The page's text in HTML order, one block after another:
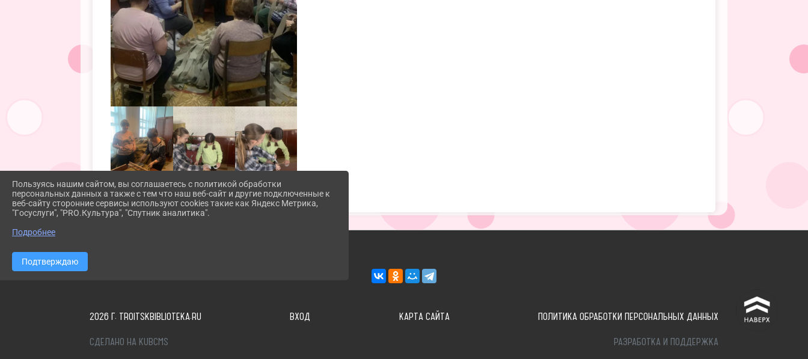
^
2026 Г. TROITSKBIBLIOTEKA.RU ВХОД КАРТА САЙТА ПОЛИТИКА ОБРАБОТКИ ПЕРСОНАЛЬНЫХ ДАННЫХ
СДЕЛАНО НА KUBCMS РАЗРАБОТКА И ПОДДЕРЖКА
Пользуясь нашим сайтом, вы соглашаетесь с политикой обработки
персональных данных а также с тем что наш веб-сайт и другие подключенные к
веб-сайту сторонние сервисы используют cookies такие как Яндекс Метрика,
"Госуслуги", "PRO.Культура", "Спутник аналитика".
Подробнее
Подтверждаю